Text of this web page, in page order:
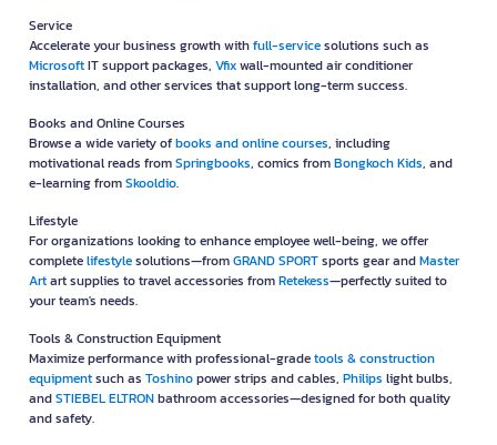
Service
Accelerate your business growth withfull-servicesolutions such as
MicrosoftIT support packages, Vfixwall-mounted air conditioner
installation, and other services that support long-term success.
Books and Online Courses
Browse a wide variety ofbooks and online courses, including
motivational reads fromSpringbooks, comics fromBongkoch Kids, and
e-learning fromSkooldio.
Lifestyle
For organizations looking to enhance employee well-being, we offer
completelifestylesolutions—fromGRAND SPORTsports gear andMaster
Artart supplies to travel accessories fromRetekess—perfectly suited to
your team's needs.
Tools & Construction Equipment
Maximize performance with professional-gradetools & construction
equipmentsuch as Toshinopower strips and cables, Philips light bulbs,
andSTIEBEL ELTRONbathroom accessories—designed for both quality
and safety.